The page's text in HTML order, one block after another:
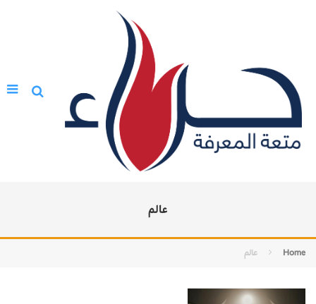
عالم
Home عالم